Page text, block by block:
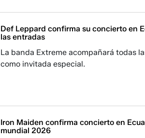
Def Leppard confirma su concierto en
las entradas
La banda Extreme acompañará todas
como invitada especial.
Iron Maiden confirma concierto en
mundial 2026